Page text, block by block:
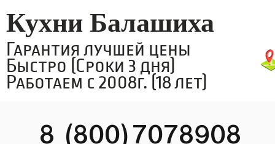
Кухни Балашиха
Гарантия лучшей цены
Быстро (Сроки 3 дня)
Работаем с 2008г. (18 лет)
8 (800)7078908